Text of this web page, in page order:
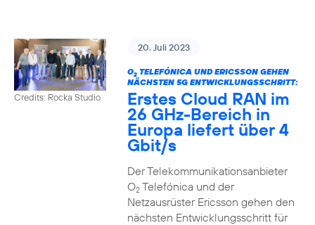
Credits: Rocka Studio
20. Juli 2023
O2TELEFÓNICA UND ERICSSON GEHEN
NÄCHSTEN 5G ENTWICKLUNGSSCHRITT:
Erstes Cloud RAN im
26 GHz-Bereich in
Europa liefert über 4
Gbit/s
Der Telekommunikationsanbieter
O2Telefónica und der
Netzausrüster Ericsson gehen den
nächsten Entwicklungsschritt für